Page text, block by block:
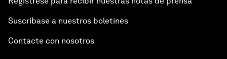
Suscríbase a nuestros boletines
Contacte con nosotros